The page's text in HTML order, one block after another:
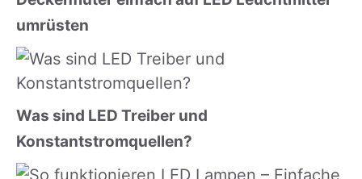
umrüsten
Was sind LED Treiber und
Konstantstromquellen?